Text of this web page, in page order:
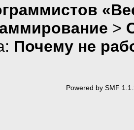
>
Почему не
Powered by SMF